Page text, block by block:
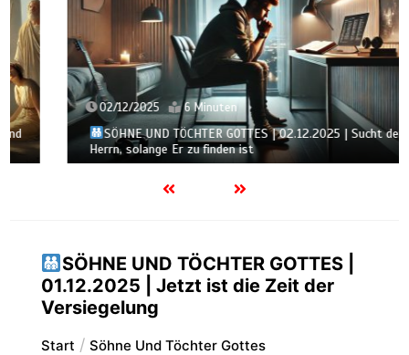
02/12/2025 6 Minuten
SÖHNE UND TÖCHTER GOTTES | 02.12.2025 | Sucht den
Herrn, solange Er zu finden ist
SÖHNE UND TÖCHTER GOTTES |
01.12.2025 | Jetzt ist die Zeit der
Versiegelung
Start Söhne Und Töchter Gottes